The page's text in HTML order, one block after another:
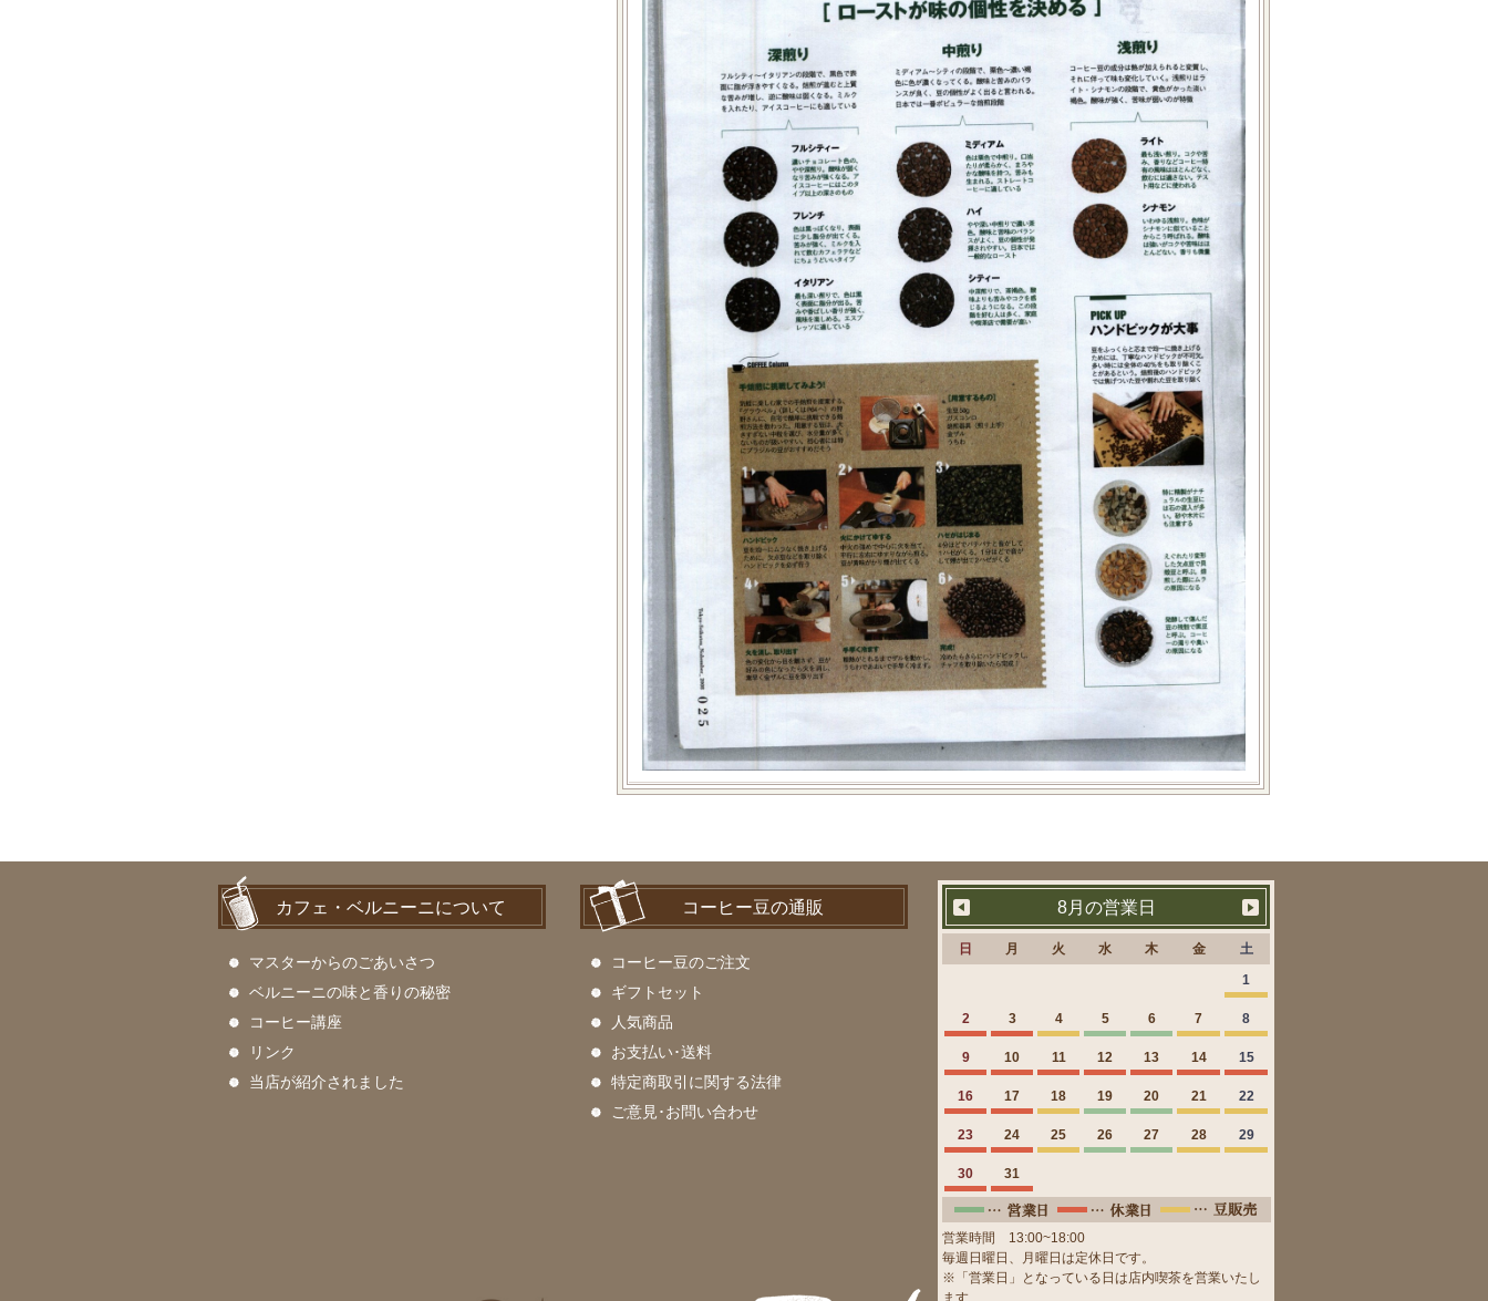
カフェ・ベルニーニについて
マスターからのごあいさつ
ベルニーニの味と香りの秘密
コーヒー講座
リンク
当店が紹介されました
コーヒー豆の通販
コーヒー豆のご注文
ギフトセット
人気商品
お支払い･送料
特定商取引に関する法律
ご意見･お問い合わせ
8月の営業日
日 月 火 水 木 金
土
1
2 3 4 5 6 7 8
9 10 11 12 13 14 15
16 17 18 19 20 21 22
23 24 25 26 27 28 29
30 31
営業時間 13:00~18:00
毎週日曜日、月曜日は定休日です。
※「営業日」となっている日は店内喫茶を営業いたし
ます